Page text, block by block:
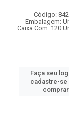
Código:
Embalagem:
Caixa Com: 120
Faça seu
cadastre-se
comprar.